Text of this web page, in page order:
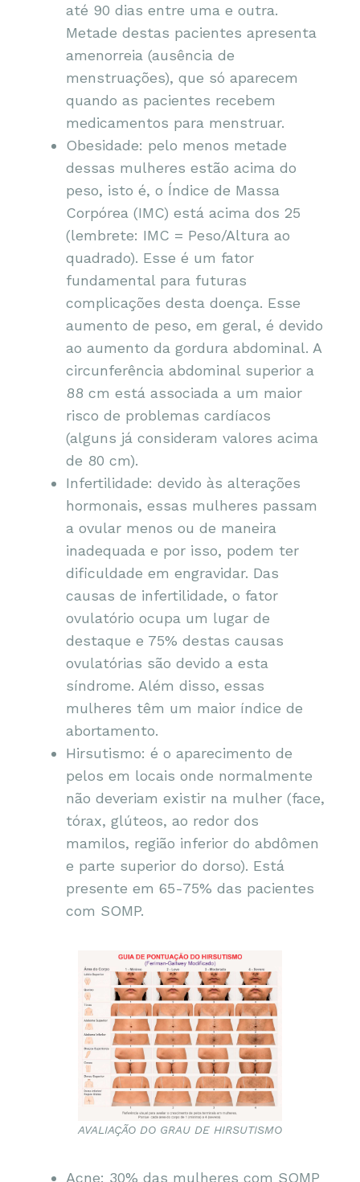
até 90 dias entre uma e outra.
Metade destas pacientes apresenta
amenorreia (ausência de
menstruações), que só aparecem
quando as pacientes recebem
medicamentos para menstruar.
Obesidade: pelo menos metade
dessas mulheres estão acima do
peso, isto é, o Índice de Massa
Corpórea (IMC) está acima dos 25
(lembrete: IMC = Peso/Altura ao
quadrado). Esse é um fator
fundamental para futuras
complicações desta doença. Esse
aumento de peso, em geral, é devido
ao aumento da gordura abdominal. A
circunferência abdominal superior a
88 cm está associada a um maior
risco de problemas cardíacos
(alguns já consideram valores acima
de 80 cm).
Infertilidade: devido às alterações
hormonais, essas mulheres passam
a ovular menos ou de maneira
inadequada e por isso, podem ter
dificuldade em engravidar. Das
causas de infertilidade, o fator
ovulatório ocupa um lugar de
destaque e 75% destas causas
ovulatórias são devido a esta
síndrome. Além disso, essas
mulheres têm um maior índice de
abortamento.
Hirsutismo: é o aparecimento de
pelos em locais onde normalmente
não deveriam existir na mulher (face,
tórax, glúteos, ao redor dos
mamilos, região inferior do abdômen
e parte superior do dorso). Está
presente em 65-75% das pacientes
com SOMP.
AVALIAÇÃO DO GRAU DE HIRSUTISMO
Acne: 30% das mulheres com SOMP